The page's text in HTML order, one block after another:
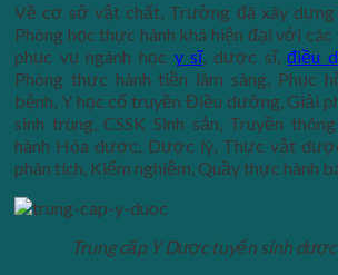
Về cơ sở vật chất, Trường đã xây
Phòng học thực hành khá hiện đại với
phục vụ ngành học y sĩ, dược sĩ,điều
Phòng thực hành tiền lâm sàng, Phục
bệnh, Y học cổ truyền Điều dưỡng, Giải
sinh trùng, CSSK Sinh sản, Truyền
hành Hóa dược, Dược lý, Thực vật
phân tích, Kiểm nghiệm, Quầy thực hành
Trung cấp Y Dược tuyển sinh